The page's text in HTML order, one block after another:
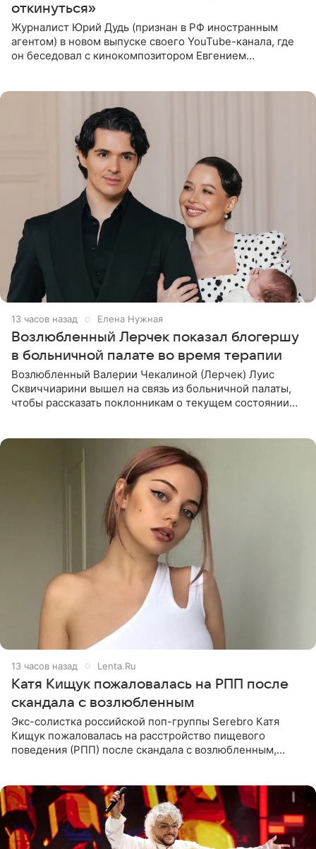
откинуться»
Журналист Юрий Дудь (признан в РФ иностранным
агентом) в новом выпуске своего YouTube-канала, где
он беседовал с кинокомпозитором Евгением
13 часов назад Елена Нужная
Возлюбленный Лерчек показал блогершу
в больничной палате во время терапии
Возлюбленный Валерии Чекалиной (Лерчек) Луис
Сквиччиарини вышел на связь из больничной палаты,
чтобы рассказать поклонникам о текущем состоянии
13 часов назад Lenta.Ru
Катя Кищук пожаловалась на РПП после
скандала с возлюбленным
Экс-солистка российской поп-группы Serebro Катя
Кищук пожаловалась на расстройство пищевого
поведения (РПП) после скандала с возлюбленным,